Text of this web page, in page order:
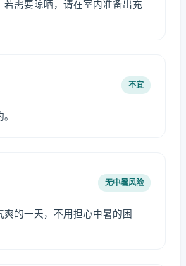
需要晾晒，请在室内准备出充
不宜
无中暑风险
爽的一天，不用担心中暑的困